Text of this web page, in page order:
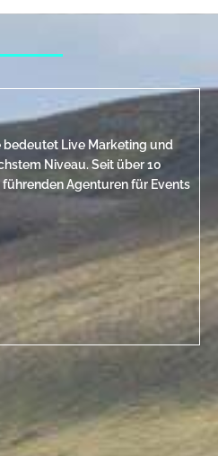
Live Marketing und
Niveau. Seit über 10
Agenturen für Events